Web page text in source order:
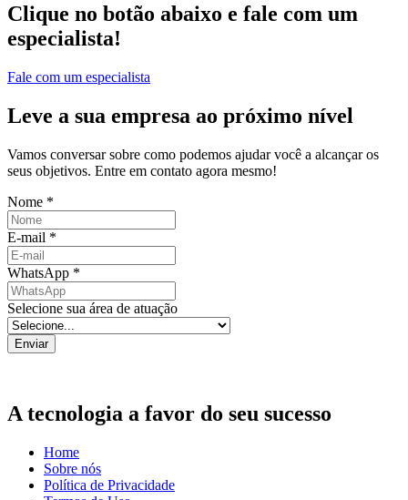
Clique no botão abaixo e fale com um
especialista!
Fale com um especialista
Leve a sua empresa ao próximo nível
Vamos conversar sobre como podemos ajudar você a alcançar os
seus objetivos. Entre em contato agora mesmo!
Nome *
E-mail *
WhatsApp *
Selecione sua área de atuação
Enviar
A tecnologia a favor do seu sucesso
Home
Sobre nós
Política de Privacidade